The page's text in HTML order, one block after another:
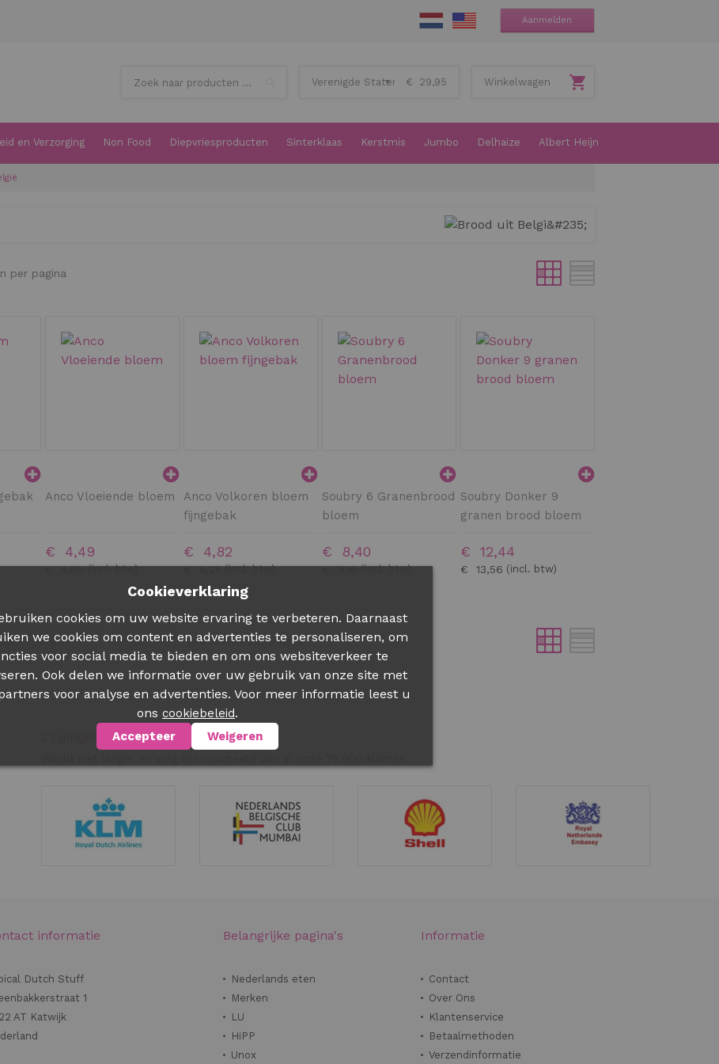
Aanmelden
€ 29,95 Winkelwagen
en Verzorging Non Food Diepvriesproducten Sinterklaas Kerstmis Jumbo Delhaize Albert Heijn
per pagina
Anco Vloeiende bloem
€ 4,89
€ 4,49
Anco Volkoren bloem
fijngebak
€ 5,25
€ 4,82
Soubry 6 Granenbrood
bloem
€ 9,16
€ 8,40
Soubry Donker 9
granen brood bloem
€ 13,56
€ 12,44
producten per pagina
Zij gingen u al met veel succes voor!
informatie
Dutch Stuff
1
AT Katwijk
Belangrijke pagina's
Nederlands eten
Merken
LU
HiPP
Unox
Informatie
Contact
Over Ons
Klantenservice
Betaalmethoden
Verzendinformatie
Cookieverklaring
cookies om uw website ervaring te verbeteren. Daarnaast
we cookies om content en advertenties te personaliseren, om
voor social media te bieden en om ons websiteverkeer te
Ook delen we informatie over uw gebruik van onze site met
voor analyse en advertenties. Voor meer informatie leest u
ons cookiebeleid.
Accepteer Weigeren